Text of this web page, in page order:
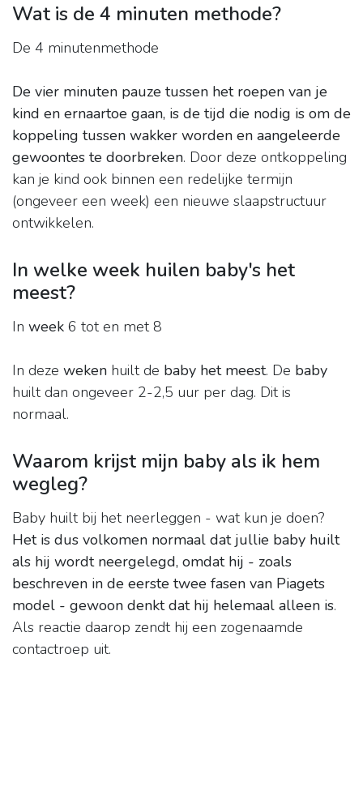
Wat is de 4 minuten methode?
De 4 minutenmethode
De vier minuten pauze tussen het roepen van je
kind en ernaartoe gaan, is de tijd die nodig is om de
koppeling tussen wakker worden en aangeleerde
gewoontes te doorbreken. Door deze ontkoppeling
kan je kind ook binnen een redelijke termijn
(ongeveer een week) een nieuwe slaapstructuur
ontwikkelen.
In welke week huilen baby's het
meest?
In week 6 tot en met 8
In deze weken huilt de baby het meest. De baby
huilt dan ongeveer 2-2,5 uur per dag. Dit is
normaal.
Waarom krijst mijn baby als ik hem
wegleg?
Baby huilt bij het neerleggen - wat kun je doen?
Het is dus volkomen normaal dat jullie baby huilt
als hij wordt neergelegd, omdat hij - zoals
beschreven in de eerste twee fasen van Piagets
model - gewoon denkt dat hij helemaal alleen is.
Als reactie daarop zendt hij een zogenaamde
contactroep uit.